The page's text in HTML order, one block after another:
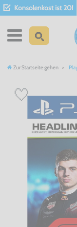
Konsolenkost ist 20!
Zur Startseite gehen